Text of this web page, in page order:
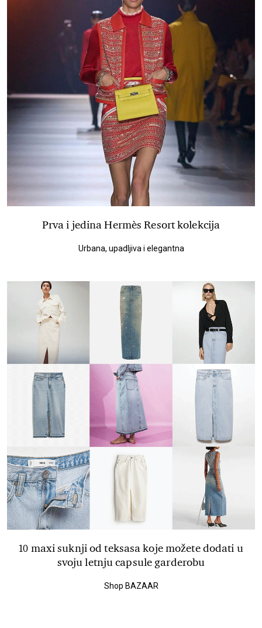
Prva i jedina Hermès Resort kolekcija
Urbana, upadljiva i elegantna
10 maxi suknji od teksasa koje možete dodati u
svoju letnju capsule garderobu
Shop BAZAAR